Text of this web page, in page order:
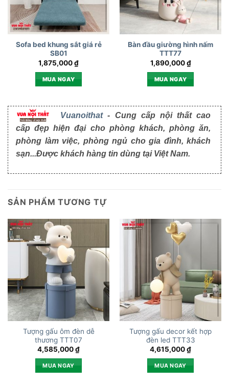
Sofa bed khung sắt giá rẻ
SB01
1,875,000₫
MUA NGAY
Bàn đầu giường hình nấm
TTT77
1,890,000₫
MUA NGAY
Vuanoithat- Cung cấp nội thất cao
cấp đẹp hiện đại cho phòng khách, phòng ăn,
phòng làm việc, phòng ngủ cho gia đình, khách
sạn...Được khách hàng tin dùng tại Việt Nam.
SẢN PHẨM TƯƠNG TỰ
Tượng gấu ôm đèn dễ
thương TTT07
4,585,000₫
MUA NGAY
Tượng gấu decor kết hợp
đèn led TTT33
4,615,000₫
MUA NGAY